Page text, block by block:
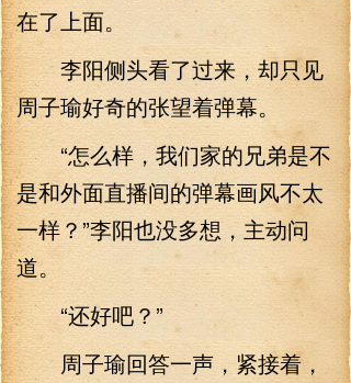
在了上面。
李阳侧头看了过来，却只见
周子瑜好奇的张望着弹幕。
“怎么样，我们家的兄弟是不
是和外面直播间的弹幕画风不太
一样？”李阳也没多想，主动问
道。
“还好吧？”
周子瑜回答一声，紧接着，